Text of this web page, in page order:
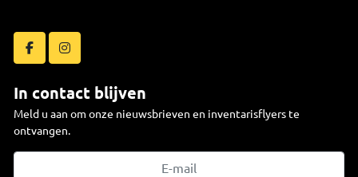
facebookinstagram
In contact blijven
Meld u aan om onze nieuwsbrieven en inventarisflyers te
ontvangen.